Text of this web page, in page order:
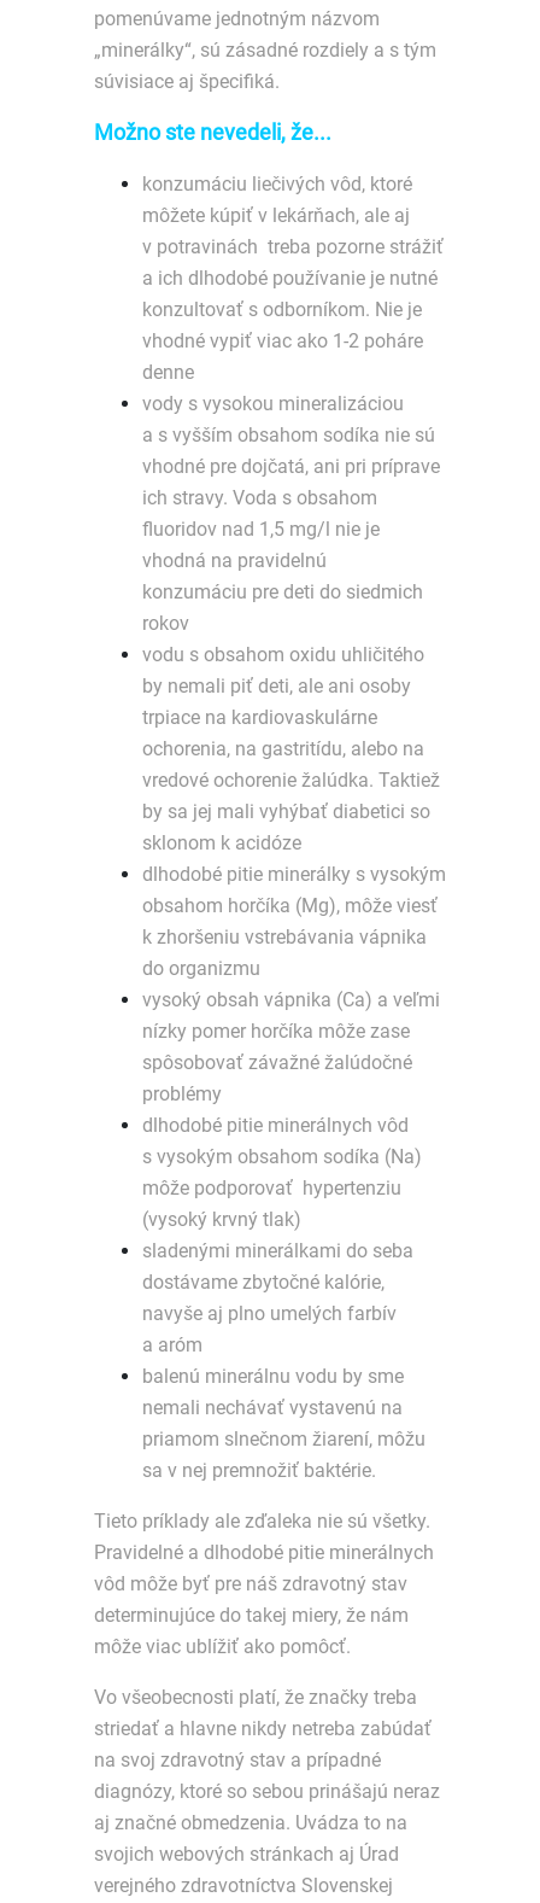
pomenúvame jednotným názvom
„minerálky“, sú zásadné rozdiely a s tým
súvisiace aj špecifiká.
Možno ste nevedeli, že...
konzumáciu liečivých vôd, ktoré
môžete kúpiť v lekárňach, ale aj
v potravinách treba pozorne strážiť
a ich dlhodobé používanie je nutné
konzultovať s odborníkom. Nie je
vhodné vypiť viac ako 1-2 poháre
denne
vody s vysokou mineralizáciou
a s vyšším obsahom sodíka nie sú
vhodné pre dojčatá, ani pri príprave
ich stravy. Voda s obsahom
fluoridov nad 1,5 mg/l nie je
vhodná na pravidelnú
konzumáciu pre deti do siedmich
rokov
vodu s obsahom oxidu uhličitého
by nemali piť deti, ale ani osoby
trpiace na kardiovaskulárne
ochorenia, na gastritídu, alebo na
vredové ochorenie žalúdka. Taktiež
by sa jej mali vyhýbať diabetici so
sklonom k acidóze
dlhodobé pitie minerálky s vysokým
obsahom horčíka (Mg), môže viesť
k zhoršeniu vstrebávania vápnika
do organizmu
vysoký obsah vápnika (Ca) a veľmi
nízky pomer horčíka môže zase
spôsobovať závažné žalúdočné
problémy
dlhodobé pitie minerálnych vôd
s vysokým obsahom sodíka (Na)
môže podporovať hypertenziu
(vysoký krvný tlak)
sladenými minerálkami do seba
dostávame zbytočné kalórie,
navyše aj plno umelých farbív
a aróm
balenú minerálnu vodu by sme
nemali nechávať vystavenú na
priamom slnečnom žiarení, môžu
sa v nej premnožiť baktérie.
Tieto príklady ale zďaleka nie sú všetky.
Pravidelné a dlhodobé pitie minerálnych
vôd môže byť pre náš zdravotný stav
determinujúce do takej miery, že nám
môže viac ublížiť ako pomôcť.
Vo všeobecnosti platí, že značky treba
striedať a hlavne nikdy netreba zabúdať
na svoj zdravotný stav a prípadné
diagnózy, ktoré so sebou prinášajú neraz
aj značné obmedzenia. Uvádza to na
svojich webových stránkach aj Úrad
verejného zdravotníctva Slovenskej